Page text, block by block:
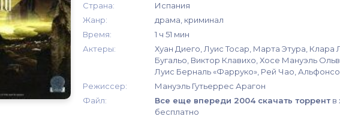
Страна:
Испания
Жанр:
драма, криминал
Время:
1 ч 51 мин
Актеры:
Хуан Диего, Луис Тосар, Марта Этура, Клара
Бугальо, Виктор Клавихо, Хосе Мануэль
Луис Берналь «Фарруко», Рей Чао,
Режиссер:
Мануэль Гутьеррес Арагон
Файл:
Все еще впереди 2004 скачать торрент в
бесплатно